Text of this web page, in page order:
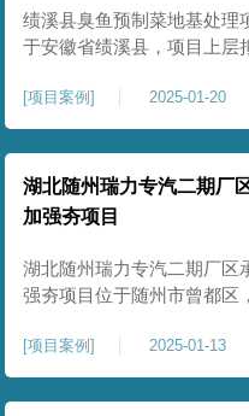
施工质量，确保工程整体质
施工过程中我司严格按照设
绩溪县臭鱼预制菜地基处理
于安徽省绩溪县，项目上层
米。本项目场地后续使用要
高，设计拟采用大夯击能进
地基加固处理，我司配备
大型强夯机一台，并配备
一幅辅助高能级强夯施工，
85T，直径为2m，高度为
锤一个，柱锤接地面积更小
穿透
[项目案例] 2025-01-20
湖北随州瑞力专汽二期厂
加强夯项目
湖北随州瑞力专汽二期厂区
强夯项目位于随州市曾都区
要求采用强夯置换工艺进行
理，要求经处理深度不小于
基承载力不小于180Kpa，
[项目案例] 2025-01-13